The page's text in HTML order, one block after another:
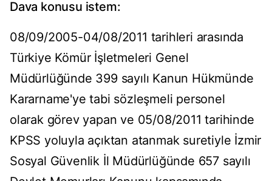
Dava konusu istem:
08/09/2005-04/08/2011 tarihleri arasında
Türkiye Kömür İşletmeleri Genel
Müdürlüğünde 399 sayılı Kanun Hükmünde
Kararname'ye tabi sözleşmeli personel
olarak görev yapan ve 05/08/2011 tarihinde
KPSS yoluyla açıktan atanmak suretiyle İzmir
Sosyal Güvenlik İl Müdürlüğünde 657 sayılı